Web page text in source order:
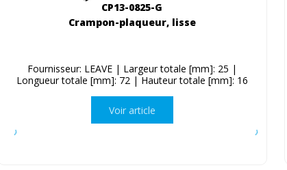
CP13-0825-G
Crampon-plaqueur, lisse
Fournisseur: LEAVE | Largeur totale [mm]: 25 |
Longueur totale [mm]: 72 | Hauteur totale [mm]: 16
Voir article